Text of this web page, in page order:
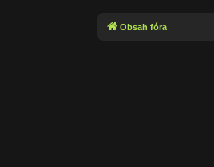
Obsah fóra